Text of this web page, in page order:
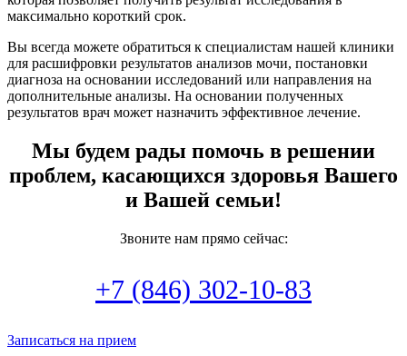
максимально короткий срок.
Вы всегда можете обратиться к специалистам нашей клиники
для расшифровки результатов анализов мочи, постановки
диагноза на основании исследований или направления на
дополнительные анализы. На основании полученных
результатов врач может назначить эффективное лечение.
Мы будем рады помочь в решении
проблем, касающихся здоровья Вашего
и Вашей семьи!
Звоните нам прямо сейчас:
+7 (846) 302-10-83
Записаться на прием